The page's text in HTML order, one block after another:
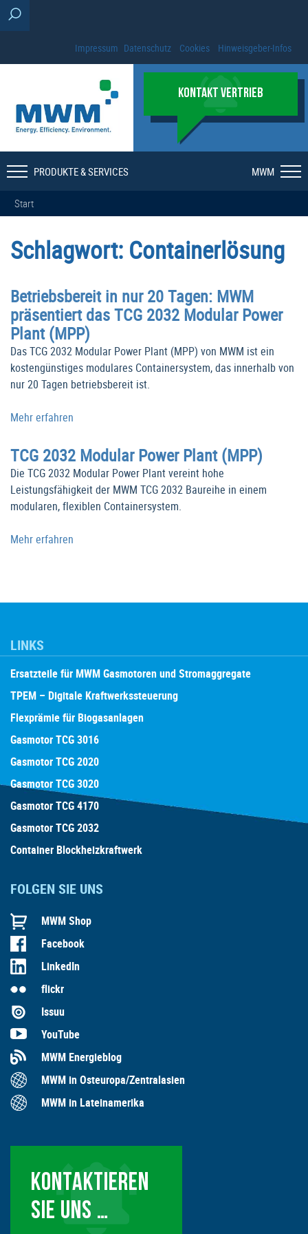
Impressum Datenschutz Cookies Hinweisgeber-Infos
KONTAKT VERTRIEB
PRODUKTE & SERVICES MWM
Start
Schlagwort: Containerlösung
Betriebsbereit in nur 20 Tagen: MWM
präsentiert das TCG 2032 Modular Power
Plant (MPP)
Das TCG 2032 Modular Power Plant (MPP) von MWM ist ein
kostengünstiges modulares Containersystem, das innerhalb von
nur 20 Tagen betriebsbereit ist.
Mehr erfahren
TCG 2032 Modular Power Plant (MPP)
Die TCG 2032 Modular Power Plant vereint hohe
Leistungsfähigkeit der MWM TCG 2032 Baureihe in einem
modularen, flexiblen Containersystem.
Mehr erfahren
LINKS
Ersatzteile für MWM Gasmotoren und Stromaggregate
TPEM – Digitale Kraftwerkssteuerung
Flexprämie für Biogasanlagen
Gasmotor TCG 3016
Gasmotor TCG 2020
Gasmotor TCG 3020
Gasmotor TCG 4170
Gasmotor TCG 2032
Container Blockheizkraftwerk
FOLGEN SIE UNS
MWM Shop
Facebook
LinkedIn
flickr
Issuu
YouTube
MWM Energieblog
MWM in Osteuropa/Zentralasien
MWM in Lateinamerika
KONTAKTIEREN
SIE UNS …